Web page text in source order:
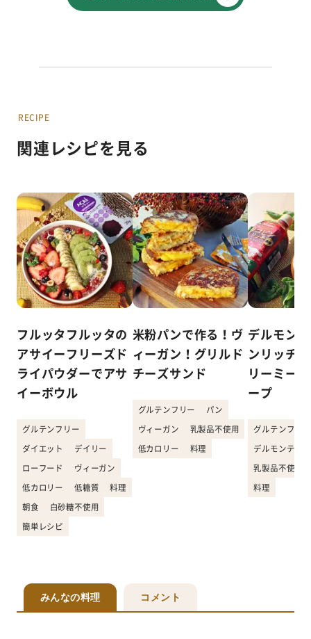
RECIPE
関連レシピを見る
フルッタフルッタの
アサイーフリーズド
ライパウダーでアサ
イーボウル
グルテンフリー
ダイエット デイリー
ローフード ヴィーガン
低カロリー 低糖質 料理
朝食 白砂糖不使用
簡単レシピ
米粉パンで作る！ヴ
ィーガン！グリルド
チーズサンド
グルテンフリー パン
ヴィーガン 乳製品不使用
低カロリー 料理
デルモン
ンリッチ
リーミー
ープ
グルテンフリー
デルモンテ
乳製品不使用
料理
みんなの料理 コメント